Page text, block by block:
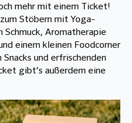
mehr mit einem Ticket!
Stöbern mit Yoga-
Schmuck, Aromatherapie
einem kleinen Foodcorner
und erfrischenden
gibt’s außerdem eine